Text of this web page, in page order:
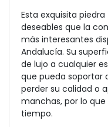
Esta exquisita
deseables que la
más interesantes
Andalucía. Su
de lujo a cualquier
que pueda soportar
perder su calidad o
manchas, por lo
tiempo.